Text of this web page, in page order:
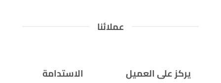
عملائنا
يركز على العميل
الاستدامة